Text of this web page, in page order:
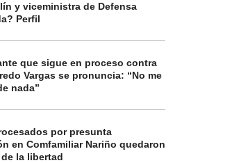
y viceministra de Defensa
Perfil
que sigue en proceso contra
Vargas se pronuncia: “No me
nada”
por presunta
en Comfamiliar Nariño quedaron
la libertad